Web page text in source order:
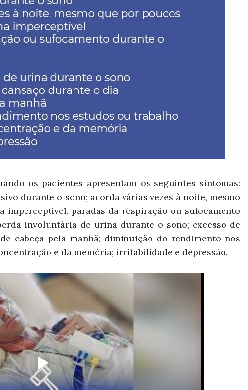
os pacientes apresentam os seguintes sintomas:
durante o sono; acorda várias vezes à noite, mesmo
imperceptível; paradas da respiração ou sufocamento
involuntária de urina durante o sono; excesso de
cabeça pela manhã; diminuição do rendimento nos
e da memória; irritabilidade e depressão.